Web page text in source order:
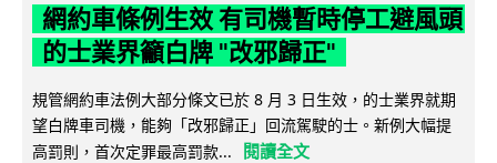
網約車條例生效 有司機暫時停工避風頭
的士業界籲白牌 "改邪歸正"
規管網約車法例大部分條文已於 8 月 3 日生效，的士業界就期
望白牌車司機，能夠「改邪歸正」回流駕駛的士。新例大幅提
高罰則，首次定罪最高罰款...
閱讀全文